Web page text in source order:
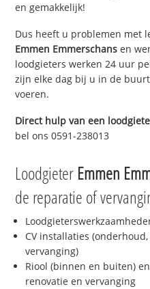
en gemakkelijk!
Dus heeft u problemen met
Emmen Emmerschans en
loodgieters werken 24 uur
zijn elke dag bij u in de
voeren.
Direct hulp van een
bel ons 0591-238013
Loodgieter Emmen
de reparatie of
CV installaties
vervanging)
Riool (binnen en buiten)
renovatie en vervanging